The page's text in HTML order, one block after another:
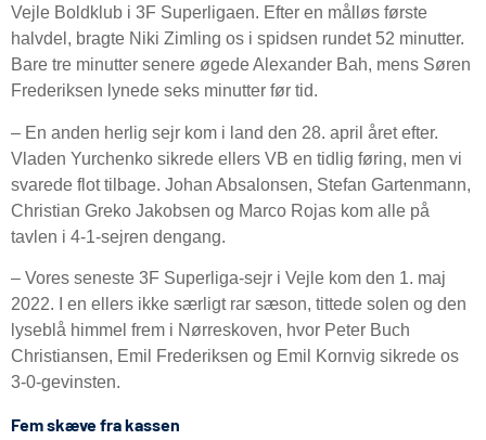
Vejle Boldklub i 3F Superligaen. Efter en målløs første
halvdel, bragte Niki Zimling os i spidsen rundet 52 minutter.
Bare tre minutter senere øgede Alexander Bah, mens Søren
Frederiksen lynede seks minutter før tid.
– En anden herlig sejr kom i land den 28. april året efter.
Vladen Yurchenko sikrede ellers VB en tidlig føring, men vi
svarede flot tilbage. Johan Absalonsen, Stefan Gartenmann,
Christian Greko Jakobsen og Marco Rojas kom alle på
tavlen i 4-1-sejren dengang.
– Vores seneste 3F Superliga-sejr i Vejle kom den 1. maj
2022. I en ellers ikke særligt rar sæson, tittede solen og den
lyseblå himmel frem i Nørreskoven, hvor Peter Buch
Christiansen, Emil Frederiksen og Emil Kornvig sikrede os
3-0-gevinsten.
Fem skæve fra kassen